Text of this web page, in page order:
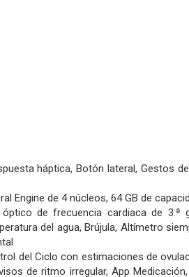
háptica,Botón lateral, Gestos
Engine de 4 núcleos, 64 GB de
óptico de frecuencia cardiaca de 3.ª
del agua,Brújula, Altímetro
del Ciclo con estimaciones de
de ritmo irregular, App Medicación,